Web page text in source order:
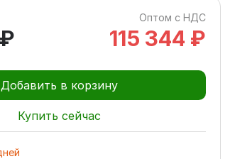
Оптом с НДС
115 344 ₽
Добавить в корзину
Купить сейчас